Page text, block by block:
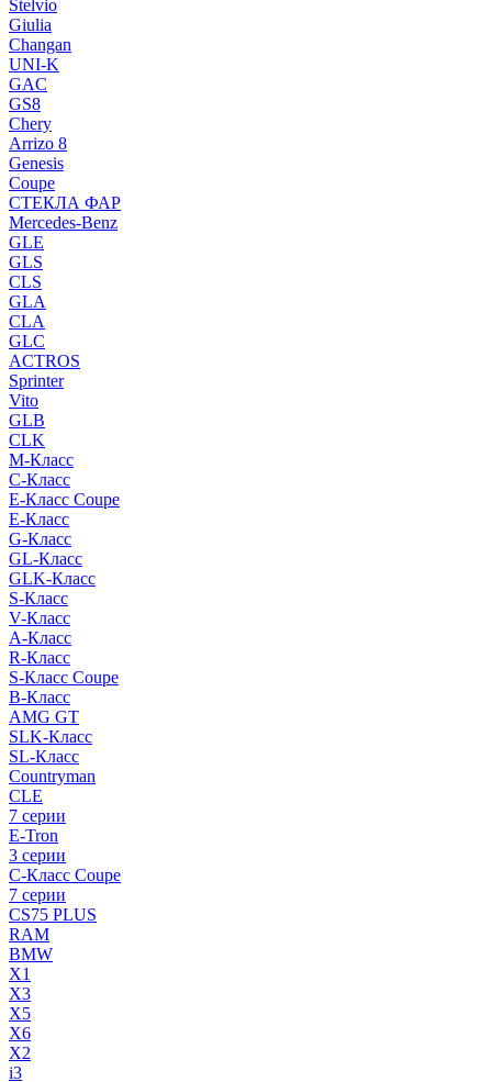
Stelvio
Giulia
Changan
UNI-K
GAC
GS8
Chery
Arrizo 8
Genesis
Coupe
СТЕКЛА ФАР
Mercedes-Benz
GLE
GLS
CLS
GLA
CLA
GLC
ACTROS
Sprinter
Vito
GLB
CLK
M-Класс
C-Класс
E-Класс Coupe
E-Класс
G-Класс
GL-Класс
GLK-Класс
S-Класс
V-Класс
A-Класс
R-Класс
S-Класс Сoupe
B-Класс
AMG GT
SLK-Класс
SL-Класс
Countryman
CLE
7 серии
E-Tron
3 серии
C-Класс Coupe
7 серии
CS75 PLUS
RAM
BMW
X1
X3
X5
X6
X2
i3